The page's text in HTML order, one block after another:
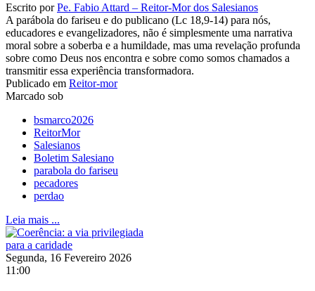
Escrito porPe. Fabio Attard – Reitor-Mor dos Salesianos
A parábola do fariseu e do publicano (Lc 18,9-14) para nós,
educadores e evangelizadores, não é simplesmente uma narrativa
moral sobre a soberba e a humildade, mas uma revelação profunda
sobre como Deus nos encontra e sobre como somos chamados a
transmitir essa experiência transformadora.
Publicado em Reitor-mor
Marcado sob
bsmarco2026
ReitorMor
Salesianos
Boletim Salesiano
parabola do fariseu
pecadores
perdao
Leia mais ...
Segunda, 16 Fevereiro 2026
11:00